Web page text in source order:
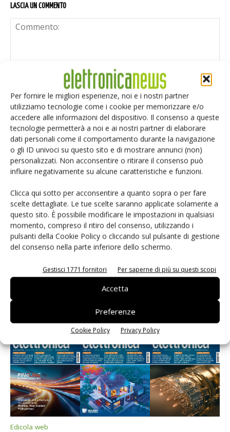
Per fornire le migliori esperienze, noi e i nostri partner
utilizziamo tecnologie come i cookie per memorizzare e/o
accedere alle informazioni del dispositivo. Il consenso a queste
tecnologie permetterà a noi e ai nostri partner di elaborare
dati personali come il comportamento durante la navigazione
o gli ID univoci su questo sito e di mostrare annunci (non)
personalizzati. Non acconsentire o ritirare il consenso può
influire negativamente su alcune caratteristiche e funzioni.
Clicca qui sotto per acconsentire a quanto sopra o per fare
scelte dettagliate. Le tue scelte saranno applicate solamente a
questo sito. È possibile modificare le impostazioni in qualsiasi
momento, compreso il ritiro del consenso, utilizzando i
pulsanti della Cookie Policy o cliccando sul pulsante di gestione
del consenso nella parte inferiore dello schermo.
Gestisci 1771 fornitori Per saperne di più su questi scopi
Accetta
Preferenze
Cookie Policy Privacy Policy
LASCIA UN COMMENTO
Salva il mio nome, email e sito web in questo browser per i
prossimi commenti.
Selezione di elettronica
Edicola web